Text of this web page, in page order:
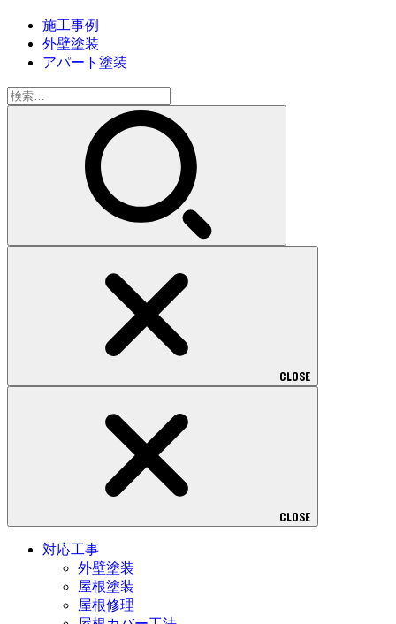
施工事例
外壁塗装
アパート塗装
検
索:
CLOSE
CLOSE
対応工事
外壁塗装
屋根塗装
屋根修理